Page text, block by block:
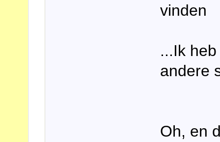
vinden
...Ik
andere
Oh, en